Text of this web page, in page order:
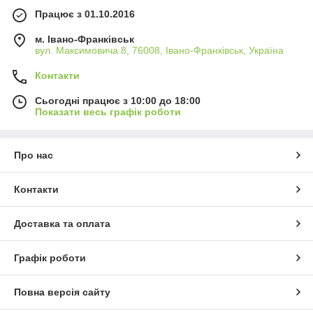
Працює з 01.10.2016
м. Івано-Франківськ
вул. Максимовича 8, 76008, Івано-Франківськ, Україна
Контакти
Сьогодні працює з 10:00 до 18:00
Показати весь графік роботи
Про нас
Контакти
Доставка та оплата
Графік роботи
Повна версія сайту